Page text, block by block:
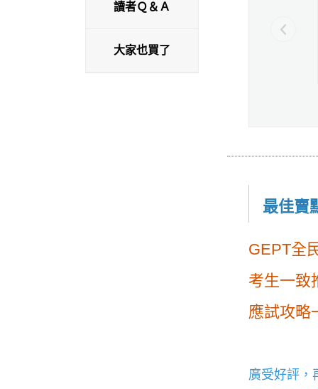
讀者Ｑ＆Ａ
大家也買了
最佳賣
GEPT全
考生一致
應試攻略
廣受好評，